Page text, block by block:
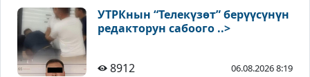
УТРКнын “Телекүзөт” берүүсүнүн
редакторун сабоого ..>
8912 06.08.2026 8:19